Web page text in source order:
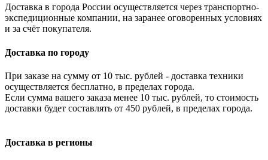
Доставка в города России осуществляется через транспортно-
экспедиционные компании, на заранее оговоренных условиях
и за счёт покупателя.
Доставка по городу
При заказе на сумму от 10 тыс. рублей - доставка техники
осуществляется бесплатно, в пределах города.
Если сумма вашего заказа менее 10 тыс. рублей, то стоимость
доставки будет составлять от 450 рублей, в пределах города.
Доставка в регионы